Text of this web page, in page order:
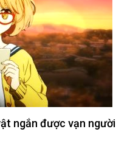
ngắn được vạn người